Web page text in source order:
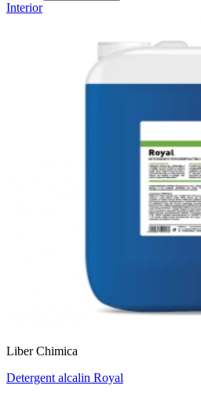
Interior
Liber Chimica
Detergent alcalin Royal